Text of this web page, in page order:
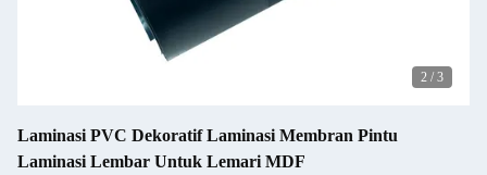
2 / 3
Laminasi PVC Dekoratif Laminasi Membran Pintu
Laminasi Lembar Untuk Lemari MDF